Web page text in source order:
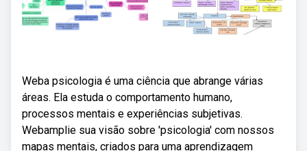
Weba psicologia é uma ciência que abrange várias
áreas. Ela estuda o comportamento humano,
processos mentais e experiências subjetivas.
Webamplie sua visão sobre 'psicologia' com nossos
mapas mentais, criados para uma aprendizagem